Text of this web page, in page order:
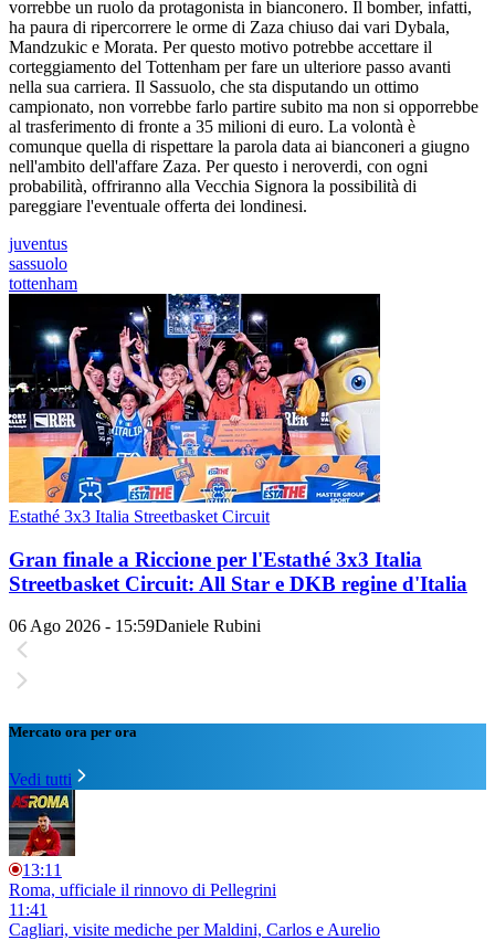
vorrebbe un ruolo da protagonista in bianconero. Il bomber, infatti,
ha paura di ripercorrere le orme di Zaza chiuso dai vari Dybala,
Mandzukic e Morata. Per questo motivo potrebbe accettare il
corteggiamento del Tottenham per fare un ulteriore passo avanti
nella sua carriera. Il Sassuolo, che sta disputando un ottimo
campionato, non vorrebbe farlo partire subito ma non si opporrebbe
al trasferimento di fronte a 35 milioni di euro. La volontà è
comunque quella di rispettare la parola data ai bianconeri a giugno
nell'ambito dell'affare Zaza. Per questo i neroverdi, con ogni
probabilità, offriranno alla Vecchia Signora la possibilità di
pareggiare l'eventuale offerta dei londinesi.
juventus
sassuolo
tottenham
Estathé 3x3 Italia Streetbasket Circuit
Gran finale a Riccione per l'Estathé 3x3 Italia
Streetbasket Circuit: All Star e DKB regine d'Italia
06 Ago 2026 - 15:59Daniele Rubini
Mercato ora per ora
Vedi tutti
13:11
Roma, ufficiale il rinnovo di Pellegrini
11:41
Cagliari, visite mediche per Maldini, Carlos e Aurelio